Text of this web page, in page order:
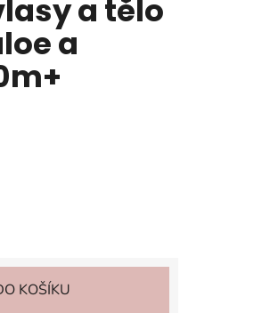
a tělo
a
KOŠÍKU